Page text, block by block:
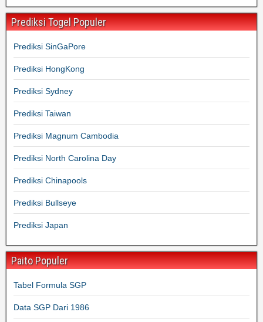
Prediksi Togel Populer
Prediksi SinGaPore
Prediksi HongKong
Prediksi Sydney
Prediksi Taiwan
Prediksi Magnum Cambodia
Prediksi North Carolina Day
Prediksi Chinapools
Prediksi Bullseye
Prediksi Japan
Paito Populer
Tabel Formula SGP
Data SGP Dari 1986